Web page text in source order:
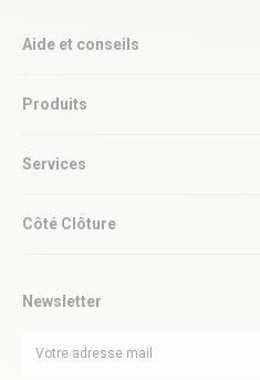
Aide et conseils
Produits
Services
Côté Clôture
Newsletter